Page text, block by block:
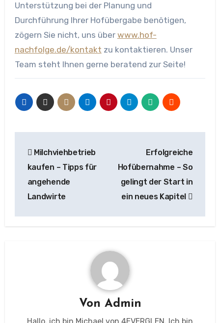
Unterstützung bei der Planung und
Durchführung Ihrer Hofübergabe benötigen,
zögern Sie nicht, uns über www.hof-
nachfolge.de/kontakt zu kontaktieren. Unser
Team steht Ihnen gerne beratend zur Seite!
Milchviehbetrieb
kaufen – Tipps für
angehende
Landwirte
Erfolgreiche
Hofübernahme – So
gelingt der Start in
ein neues Kapitel
Von Admin